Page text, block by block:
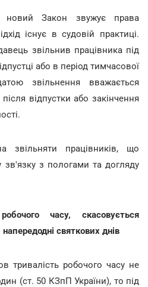
Закон звужує права
існує в судовій практиці.
звільнив працівника під
або в період тимчасової
звільнення вважається
відпустки або закінчення
працівників, що
зв'язку з пологами та догляду
часу, скасовується
святкових днів
тривалість робочого часу не
(ст. 50 КЗпП України), то під